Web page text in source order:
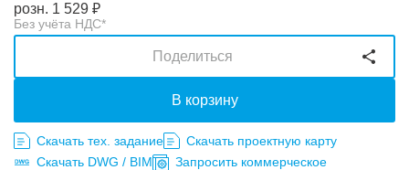
розн. 1 529 ₽
Без учёта НДС*
В корзину
Поделиться
Скачать тех. задание
Скачать проектную карту
Скачать DWG / BIM
Запросить коммерческое